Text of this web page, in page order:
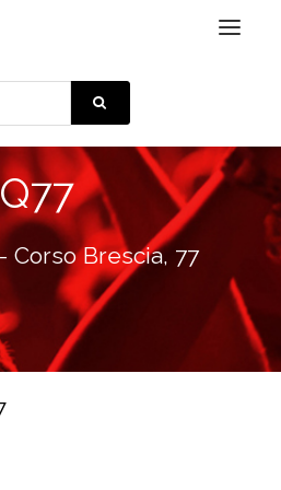
Toggle
Corso Brescia, 77